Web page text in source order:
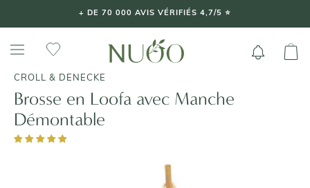
+ DE 70 000 AVIS VÉRIFIÉS 4,7/5 ⭐️
CROLL & DENECKE
Brosse en Loofa avec Manche
Démontable